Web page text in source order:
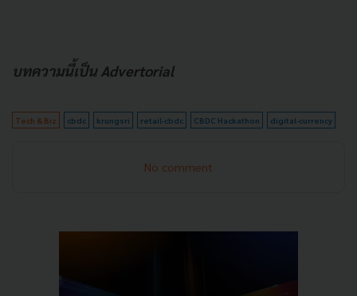
บทความนี้เป็น Advertorial
Tech & Biz cbdc krungsri retail-cbdc CBDC Hackathon digital-currency
No comment